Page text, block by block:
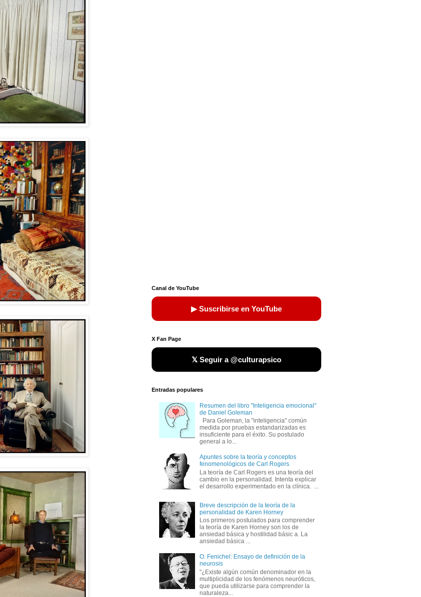
Canal de YouTube
▶ Suscribirse en YouTube
X Fan Page
𝕏 Seguir a @culturapsico
Entradas populares
Resumen del libro "Inteligencia emocional"
de Daniel Goleman
Para Goleman, la "inteligencia" común
medida por pruebas estandarizadas es
insuficiente para el éxito. Su postulado
general a lo...
Apuntes sobre la teoría y conceptos
fenomenológicos de Carl Rogers
La teoría de Carl Rogers es una teoría del
cambio en la personalidad. Intenta explicar
el desarrollo experimentado en la clínica. ...
Breve descripción de la teoría de la
personalidad de Karen Horney
Los primeros postulados para comprender
la teoría de Karen Horney son los de
ansiedad básica y hostilidad básic a. La
ansiedad básica ...
O. Fenichel: Ensayo de definición de la
neurosis
"¿Existe algún común denominador en la
multiplicidad de los fenómenos neuróticos,
que pueda utilizarse para comprender la
naturaleza...